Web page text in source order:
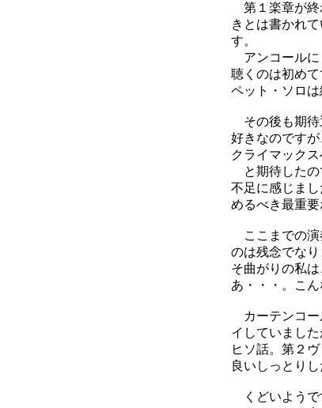
第１楽章が終
きとは書かれ
す。
アンコールに
聴くのは初め
ペット・ソロは
その後も期待
好きなのです
クライマックス
と期待したの
不足に感じま
めるべき最重
ここまでの演
のは残念でな
そ曲がりの私
あ・・・。こ
カーテンコー
イしていまし
ヒソ話。第２
良いしっとり
くどいようで